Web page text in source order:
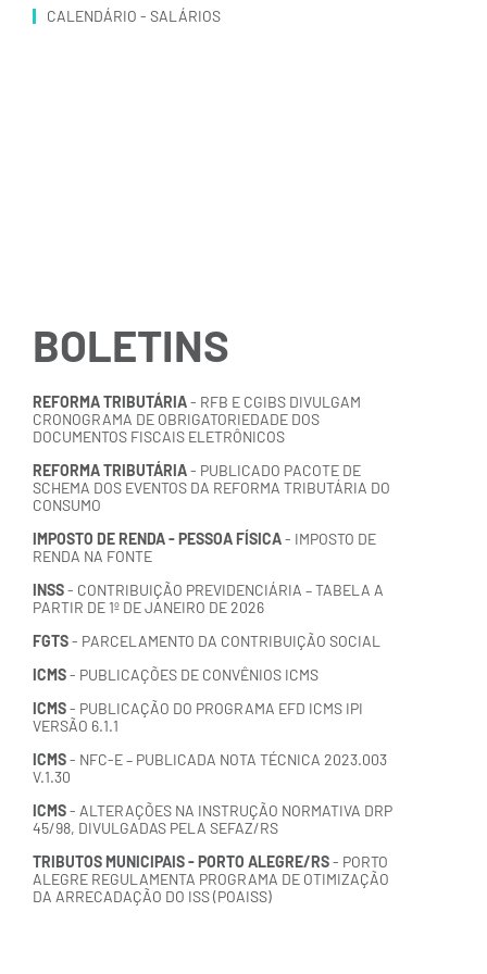
CALENDÁRIO - SALÁRIOS
BOLETINS
REFORMA TRIBUTÁRIA- RFB E CGIBS DIVULGAM
CRONOGRAMA DE OBRIGATORIEDADE DOS
DOCUMENTOS FISCAIS ELETRÔNICOS
REFORMA TRIBUTÁRIA- PUBLICADO PACOTE DE
SCHEMA DOS EVENTOS DA REFORMA TRIBUTÁRIA DO
CONSUMO
IMPOSTO DE RENDA - PESSOA FÍSICA- IMPOSTO DE
RENDA NA FONTE
INSS- CONTRIBUIÇÃO PREVIDENCIÁRIA – TABELA A
PARTIR DE 1º DE JANEIRO DE 2026
FGTS- PARCELAMENTO DA CONTRIBUIÇÃO SOCIAL
ICMS- PUBLICAÇÕES DE CONVÊNIOS ICMS
ICMS- PUBLICAÇÃO DO PROGRAMA EFD ICMS IPI
VERSÃO 6.1.1
ICMS- NFC-E – PUBLICADA NOTA TÉCNICA 2023.003
V.1.30
ICMS- ALTERAÇÕES NA INSTRUÇÃO NORMATIVA DRP
45/98, DIVULGADAS PELA SEFAZ/RS
TRIBUTOS MUNICIPAIS - PORTO ALEGRE/RS- PORTO
ALEGRE REGULAMENTA PROGRAMA DE OTIMIZAÇÃO
DA ARRECADAÇÃO DO ISS (POAISS)